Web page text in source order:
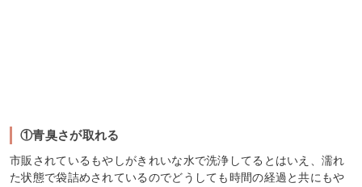
①青臭さが取れる
市販されているもやしがきれいな水で洗浄してるとはいえ、濡れ
た状態で袋詰めされているのでどうしても時間の経過と共にもや